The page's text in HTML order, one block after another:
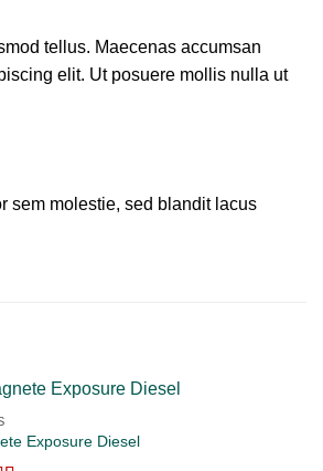
tellus. Maecenas accumsan
elit. Ut posuere mollis nulla ut
sem molestie, sed blandit lacus
Exposure Diesel